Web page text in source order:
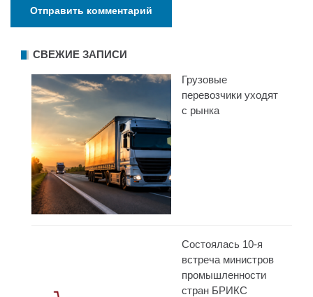
СВЕЖИЕ ЗАПИСИ
Грузовые
перевозчики уходят
с рынка
Состоялась 10-я
встреча министров
промышленности
стран БРИКС